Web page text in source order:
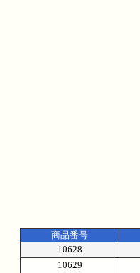
商品番号
10628
10629